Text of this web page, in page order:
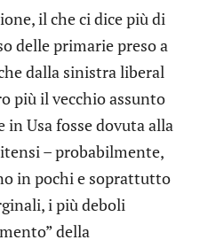
il che ci dice più di
delle primarie preso a
dalla sinistra liberal
più il vecchio assunto
in Usa fosse dovuta alla
– probabilmente,
in pochi e soprattutto
i più deboli
della